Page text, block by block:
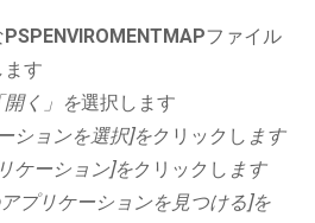
PSPENVIROMENTMAPファイル
ます
開く」を選択します
ションを選択]をクリックし ます
ケーション]をクリックし ます
プリケーションを見つける]を